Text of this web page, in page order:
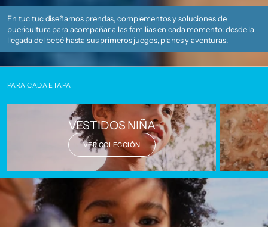
En tuc tuc diseñamos prendas, complementos y soluciones de
puericultura para acompañar a las familias en cada momento: desde la
llegada del bebé hasta sus primeros juegos, planes y aventuras.
PARA CADA ETAPA
VESTIDOS NIÑA
VER COLECCIÓN